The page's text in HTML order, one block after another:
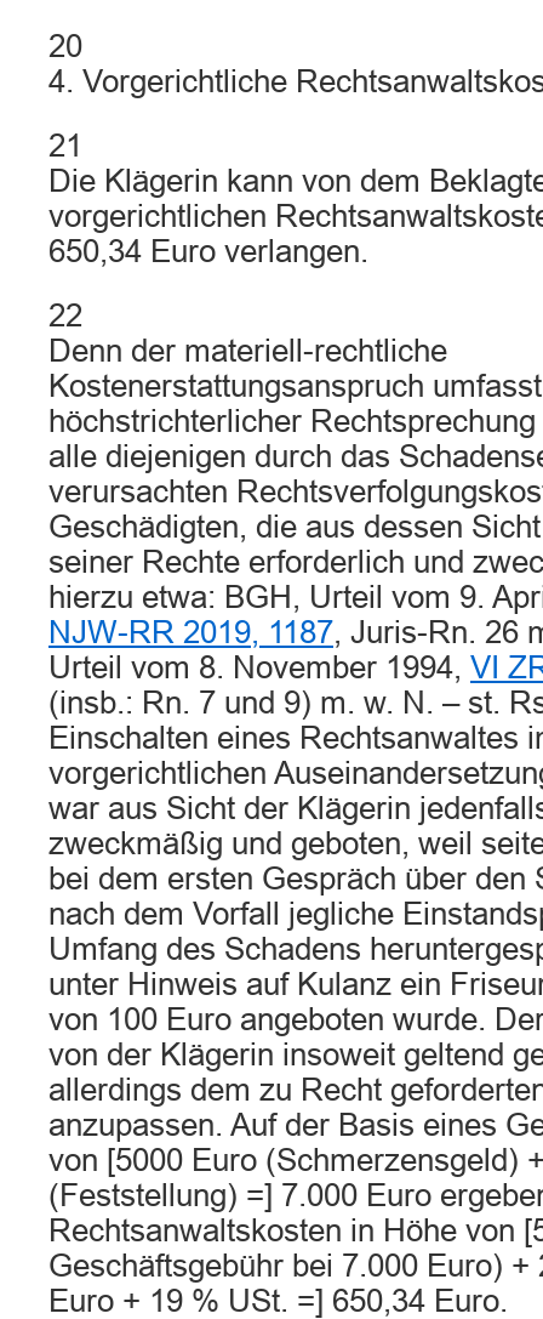
20
4. Vorgerichtliche
21
Die Klägerin kann von dem
vorgerichtlichen
650,34 Euro verlangen.
22
Denn der materiell-rechtliche
Kostenerstattungsanspruch
höchstrichterlicher
alle diejenigen durch das
verursachten
Geschädigten, die aus dessen
seiner Rechte erforderlich und
hierzu etwa: BGH, Urteil vom 9.
NJW-RR 2019, 1187, Juris-Rn. 26
Urteil vom 8. November 1994, VI
(insb.: Rn. 7 und 9) m. w. N. – st.
Einschalten eines Rechtsanwaltes
vorgerichtlichen
war aus Sicht der Klägerin
zweckmäßig und geboten, weil
bei dem ersten Gespräch über den
nach dem Vorfall jegliche
Umfang des Schadens
unter Hinweis auf Kulanz ein
von 100 Euro angeboten wurde.
von der Klägerin insoweit geltend
allerdings dem zu Recht
anzupassen. Auf der Basis eines
von [5000 Euro (Schmerzensgeld)
(Feststellung) =] 7.000 Euro
Rechtsanwaltskosten in Höhe von
Geschäftsgebühr bei 7.000 Euro) +
Euro + 19 % USt. =] 650,34 Euro.